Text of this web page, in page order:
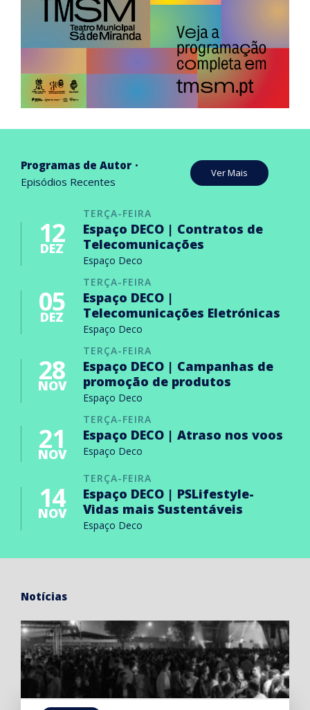
Programas de Autor
Episódios Recentes
Ver Mais
TERÇA-FEIRA
12
DEZ
Espaço DECO | Contratos de
Telecomunicações
Espaço Deco
TERÇA-FEIRA
05
DEZ
Espaço DECO |
Telecomunicações Eletrónicas
Espaço Deco
TERÇA-FEIRA
28
NOV
Espaço DECO | Campanhas de
promoção de produtos
Espaço Deco
TERÇA-FEIRA
21
NOV
Espaço DECO | Atraso nos voos
Espaço Deco
TERÇA-FEIRA
14
NOV
Espaço DECO | PSLifestyle-
Vidas mais Sustentáveis
Espaço Deco
Notícias